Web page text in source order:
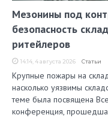
Мезонины под
безопасность
ритейлеров
14:14, 4 августа 2026 Статьи
Крупные пожары на
насколько уязвимы
теме была посвящена
конференция,